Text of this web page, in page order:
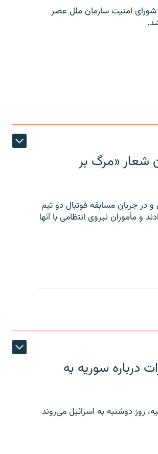
امنیت سازمان ملل عصر
شعار «مرگ بر
در جریان مسابقه فوتبال دو تیم
و مأموران نیروی انتظامی با آنها
درباره سوریه به
روز دوشنبه به اسرائیل می‌روند